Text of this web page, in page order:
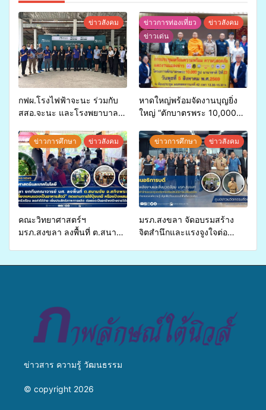
ข่าวสังคม
กฟผ.โรงไฟฟ้าจะนะ ร่วมกับ
สสอ.จะนะ และโรงพยาบาล
แพทย์เคลื่อนที่ ประจำปี 2569
ข่าวการท่องเที่ยว
ข่าวสังคม
ข่าวเด่น
หาดใหญ่พร้อมจัดงานบุญยิ่ง
ใหญ่ “ตักบาตรพระ 10,000
พ่อ” ปีที่ 23 รวมพลัง
พุทธศาสนิกชน 4 ประเทศ
สืบสานประเพณีแห่งศรัทธา
ข่าวการศึกษา ข่าวสังคม
คณะวิทยาศาสตร์ฯ
มรภ.สงขลา ลงพื้นที่ ต.สนาม
ข่าวการศึกษา ข่าวสังคม
มรภ.สงขลา จัดอบรมสร้าง
จิตสำนึกและแรงจูงใจต่อ
ข่าวสาร ความรู้ วัฒนธรรม
© copyright 2026